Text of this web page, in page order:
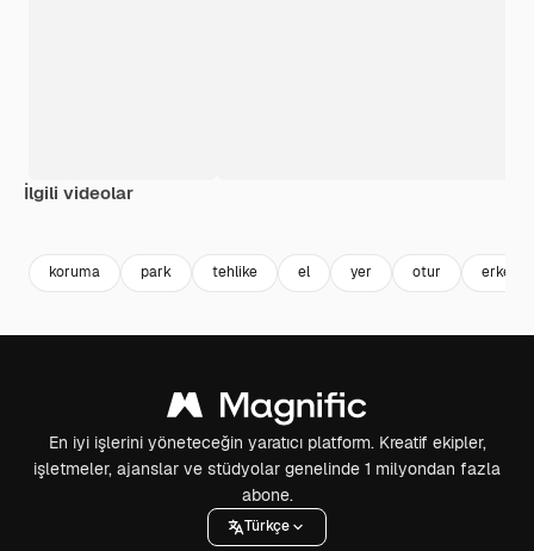
İlgili videolar
koruma park tehlike el yer otur erkek
En iyi işlerini yöneteceğin yaratıcı platform. Kreatif ekipler,
işletmeler, ajanslar ve stüdyolar genelinde 1 milyondan fazla
abone.
Türkçe